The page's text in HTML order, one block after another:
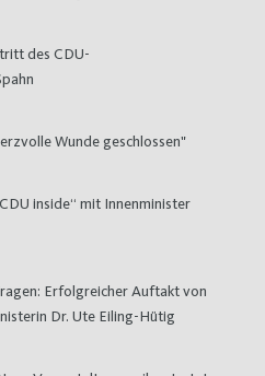
des CDU-
Wunde geschlossen"
inside“ mit Innenminister
Erfolgreicher Auftakt von
Dr. Ute Eiling-Hütig